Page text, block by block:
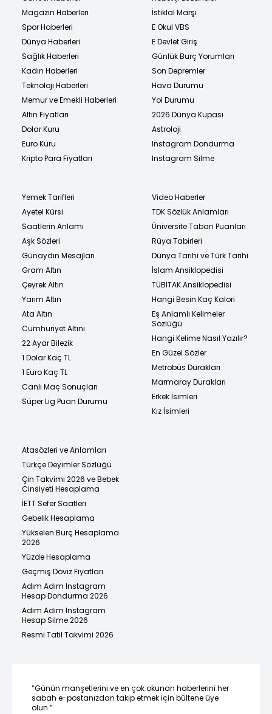
Magazin Haberleri
Spor Haberleri
Dünya Haberleri
Sağlık Haberleri
Kadın Haberleri
Teknoloji Haberleri
Memur ve Emekli Haberleri
Altın Fiyatları
Dolar Kuru
Euro Kuru
Kripto Para Fiyatları
İstiklal Marşı
E Okul VBS
E Devlet Giriş
Günlük Burç Yorumları
Son Depremler
Hava Durumu
Yol Durumu
2026 Dünya Kupası
Astroloji
Instagram Dondurma
Instagram Silme
Yemek Tarifleri
Ayetel Kürsi
Saatlerin Anlamı
Aşk Sözleri
Günaydın Mesajları
Gram Altın
Çeyrek Altın
Yarım Altın
Ata Altın
Cumhuriyet Altını
22 Ayar Bilezik
1 Dolar Kaç TL
1 Euro Kaç TL
Canlı Maç Sonuçları
Süper Lig Puan Durumu
Video Haberler
TDK Sözlük Anlamları
Üniversite Taban Puanları
Rüya Tabirleri
Dünya Tarihi ve Türk Tarihi
İslam Ansiklopedisi
TÜBİTAK Ansiklopedisi
Hangi Besin Kaç Kalori
Eş Anlamlı Kelimeler
Sözlüğü
Hangi Kelime Nasıl Yazılır?
En Güzel Sözler
Metrobüs Durakları
Marmaray Durakları
Erkek İsimleri
Kız İsimleri
Atasözleri ve Anlamları
Türkçe Deyimler Sözlüğü
Çin Takvimi 2026 ve Bebek
Cinsiyeti Hesaplama
İETT Sefer Saatleri
Gebelik Hesaplama
Yükselen Burç Hesaplama
2026
Yüzde Hesaplama
Geçmiş Döviz Fiyatları
Adım Adım Instagram
Hesap Dondurma 2026
Adım Adım Instagram
Hesap Silme 2026
Resmi Tatil Takvimi 2026
“Günün manşetlerini ve en çok okunan haberlerini her
sabah e-postanızdan takip etmek için bültene üye
olun.”